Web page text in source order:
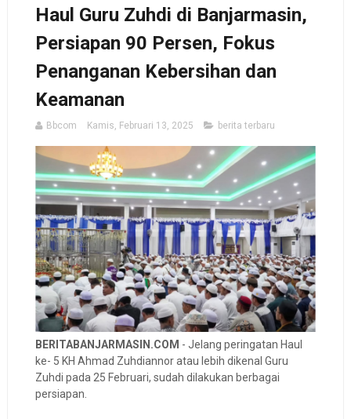
Haul Guru Zuhdi di Banjarmasin,
Persiapan 90 Persen, Fokus
Penanganan Kebersihan dan
Keamanan
Bbcom Kamis, Februari 13, 2025 berita terbaru
BERITABANJARMASIN.COM - Jelang peringatan Haul
ke- 5 KH Ahmad Zuhdiannor atau lebih dikenal Guru
Zuhdi pada 25 Februari, sudah dilakukan berbagai
persiapan.